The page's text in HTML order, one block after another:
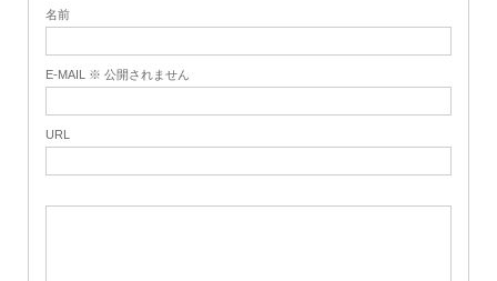
名前
E-MAIL ※ 公開されません
URL